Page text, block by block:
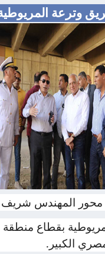
وترعة
المهندس شريف
بقطاع
الكبير.